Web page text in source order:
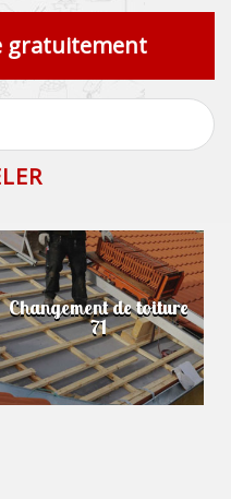
gratuitement
Changement de toiture
71